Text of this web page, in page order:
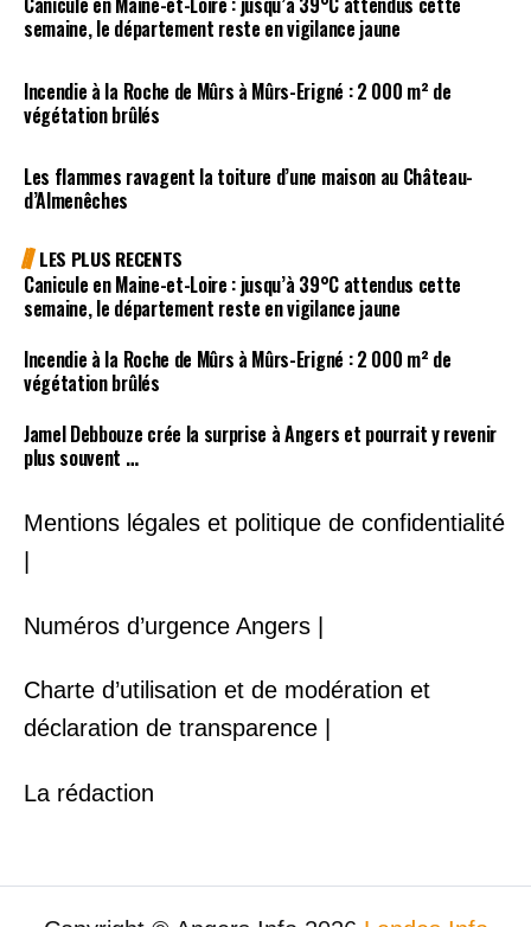
semaine, le département reste en vigilance jaune
Incendie à la Roche de Mûrs à Mûrs-Erigné : 2 000 m² de
végétation brûlés
Les flammes ravagent la toiture d’une maison au Château-
d’Almenêches
LES PLUS RECENTS
Canicule en Maine-et-Loire : jusqu’à 39°C attendus cette
semaine, le département reste en vigilance jaune
Incendie à la Roche de Mûrs à Mûrs-Erigné : 2 000 m² de
végétation brûlés
Jamel Debbouze crée la surprise à Angers et pourrait y revenir
plus souvent …
Mentions légales et politique de confidentialité
Numéros d’urgence Angers |
Charte d’utilisation et de modération et
déclaration de transparence |
La rédaction